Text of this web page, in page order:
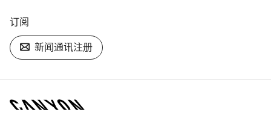
订阅
新闻通讯注册